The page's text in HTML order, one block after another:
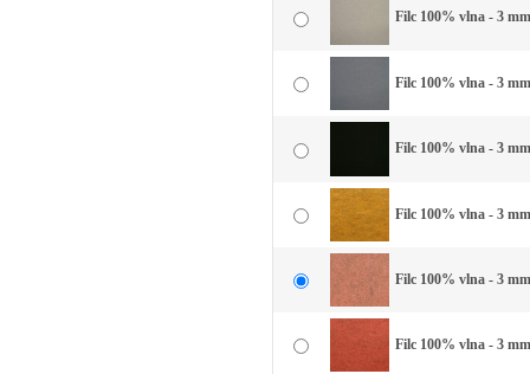
Filc 100% vlna - 3
Filc 100% vlna - 3
Filc 100% vlna - 3
Filc 100% vlna - 3
Filc 100% vlna - 3
Filc 100% vlna - 3